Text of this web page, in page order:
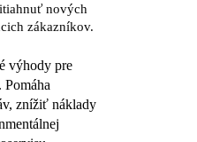
nových
zákazníkov.
výhody pre
Pomáha
znížiť náklady